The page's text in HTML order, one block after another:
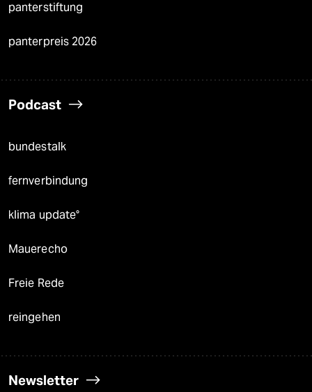
panterstiftung
panterpreis 2026
Podcast
bundestalk
fernverbindung
klima update°
Mauerecho
Freie Rede
reingehen
Newsletter